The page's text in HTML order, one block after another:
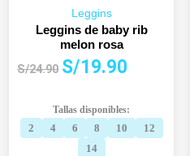
Leggins
Leggins de baby rib
melon rosa
S/24.90
El
era:
S/24.90.
S/19.90
es:
S/19.90.
Tallas disponibles:
2 4 6 8 10
12
14